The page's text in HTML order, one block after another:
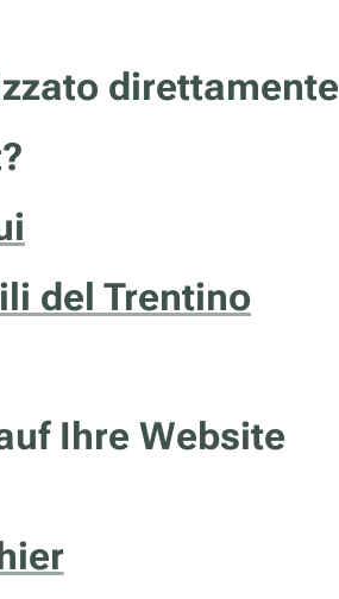
direttamente
del Trentino
Ihre Website